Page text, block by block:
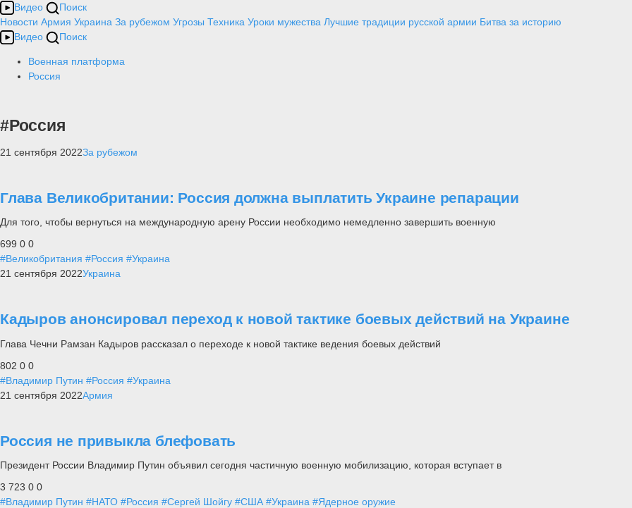
Видео
Поиск
Новости Армия Украина За рубежом Угрозы Техника Уроки мужества Лучшие традиции русской армии Битва за историю
Видео
Поиск
Военная платформа
Россия
#Россия
21 сентября 2022За рубежом
Глава Великобритании: Россия должна выплатить Украине репарации
Для того, чтобы вернуться на международную арену России необходимо немедленно завершить военную
699 0 0
#Великобритания #Россия #Украина
21 сентября 2022Украина
Кадыров анонсировал переход к новой тактике боевых действий на Украине
Глава Чечни Рамзан Кадыров рассказал о переходе к новой тактике ведения боевых действий
802 0 0
#Владимир Путин #Россия #Украина
21 сентября 2022Армия
Россия не привыкла блефовать
Президент России Владимир Путин объявил сегодня частичную военную мобилизацию, которая вступает в
3 723 0 0
#Владимир Путин #НАТО #Россия #Сергей Шойгу #США #Украина #Ядерное оружие